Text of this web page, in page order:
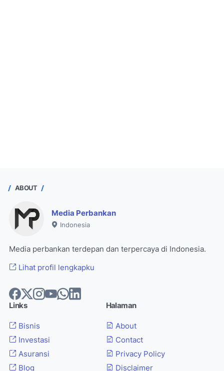
ABOUT
Media Perbankan
Indonesia
Media perbankan terdepan dan terpercaya di Indonesia.
Lihat profil lengkapku
Links
Bisnis
Investasi
Asuransi
Blog
Halaman
About
Contact
Privacy Policy
Disclaimer